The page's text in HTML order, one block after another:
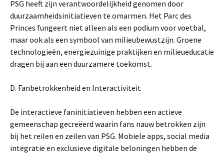
PSG heeft zijn verantwoordelijkheid genomen door
duurzaamheidsinitiatieven te omarmen. Het Parc des
Princes fungeert niet alleen als een podium voor voetbal,
maar ook als een symbool van milieubewustzijn. Groene
technologieën, energiezuinige praktijken en milieueducatie
dragen bij aan een duurzamere toekomst.
D. Fanbetrokkenheid en Interactiviteit
De interactieve faninitiatieven hebben een actieve
gemeenschap gecreëerd waarin fans nauw betrokken zijn
bij het reilen en zeilen van PSG. Mobiele apps, social media
integratie en exclusieve digitale beloningen hebben de